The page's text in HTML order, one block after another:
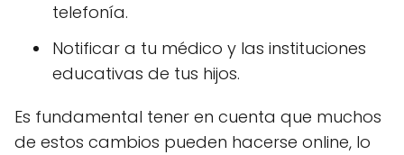
telefonía.
Notificar a tu médico y las instituciones
educativas de tus hijos.
Es fundamental tener en cuenta que muchos
de estos cambios pueden hacerse online, lo